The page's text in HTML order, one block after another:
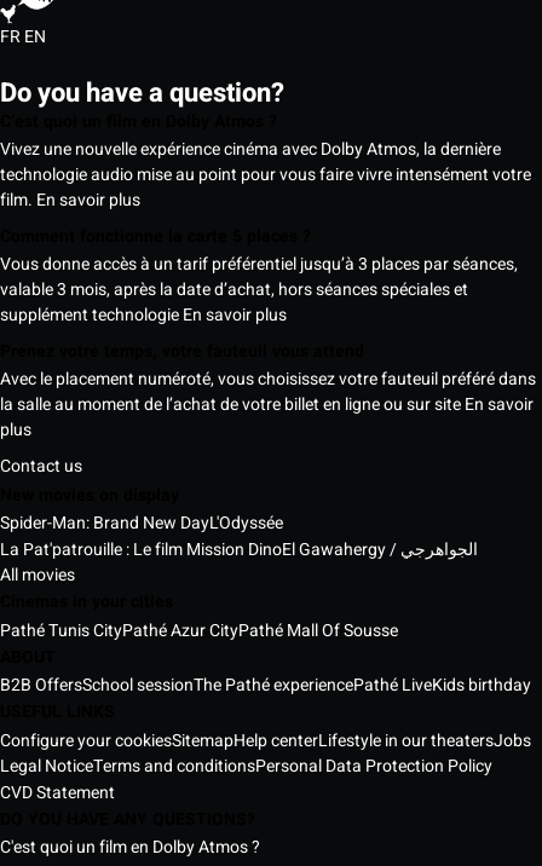
FREN
Do you have a question?
Vivez une nouvelle expérience cinéma avec Dolby Atmos, la dernière
technologie audio mise au point pour vous faire vivre intensément votre
film. En savoir plus
Vous donne accès à un tarif préférentiel jusqu’à 3 places par séances,
valable 3 mois, après la date d’achat, hors séances spéciales et
supplément technologieEn savoir plus
Avec le placement numéroté, vous choisissez votre fauteuil préféré dans
la salle au moment de l’achat de votre billet en ligne ou sur siteEn savoir
plus
Contact us
Spider-Man: Brand New DayL'Odyssée
La Pat'patrouille : Le film Mission Dino
El Gawahergy / الجواهرجي
All movies
Pathé Tunis CityPathé Azur CityPathé Mall Of Sousse
B2B OffersSchool sessionThe Pathé experiencePathé LiveKids birthday
Configure your cookiesSitemapHelp centerLifestyle in our theatersJobs
Legal NoticeTerms and conditionsPersonal Data Protection Policy
CVD Statement
C'est quoi un film en Dolby Atmos ?